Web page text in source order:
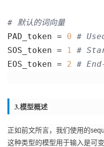
# 默认的词向量
PAD_token = 0 #
SOS_token =
1
#
EOS_token = 2 #
3.模型概述
正如前文所言，我们使用的
这种类型的模型用于输入是可